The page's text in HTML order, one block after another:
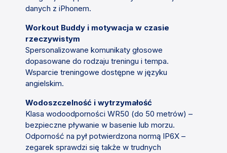
danych z iPhonem.
Workout Buddy i motywacja w czasie
rzeczywistym
Spersonalizowane komunikaty głosowe
dopasowane do rodzaju treningu i tempa.
Wsparcie treningowe dostępne w języku
angielskim.
Wodoszczelność i wytrzymałość
Klasa wodoodporności WR50 (do 50 metrów) –
bezpieczne pływanie w basenie lub morzu.
Odporność na pył potwierdzona normą IP6X –
zegarek sprawdzi się także w trudnych